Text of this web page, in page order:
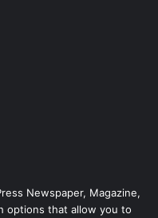
Newspaper, Magazine,
options that allow you to